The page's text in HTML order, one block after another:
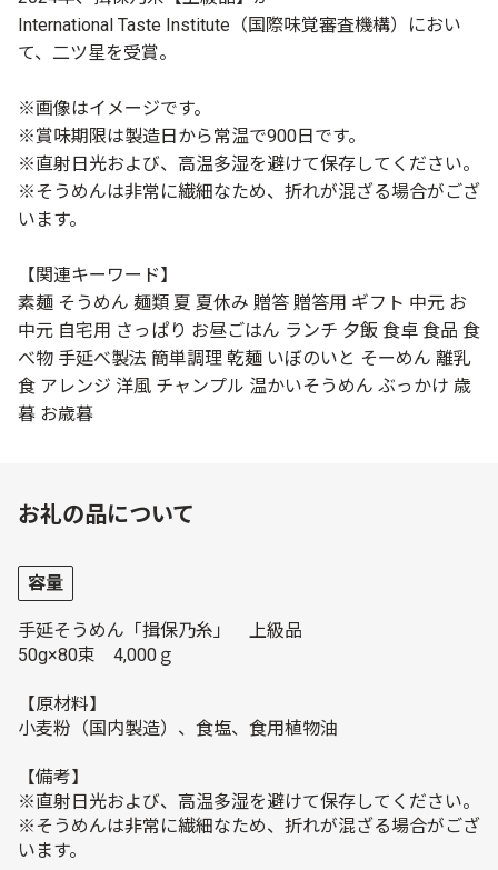
International Taste Institute（国際味覚審査機構）におい
て、二ツ星を受賞。
※画像はイメージです。
※賞味期限は製造日から常温で900日です。
※直射日光および、高温多湿を避けて保存してください。
※そうめんは非常に繊細なため、折れが混ざる場合がござ
います。
【関連キーワード】
素麺 そうめん 麺類 夏 夏休み 贈答 贈答用 ギフト 中元 お
中元 自宅用 さっぱり お昼ごはん ランチ 夕飯 食卓 食品 食
べ物 手延べ製法 簡単調理 乾麺 いぼのいと そーめん 離乳
食 アレンジ 洋風 チャンプル 温かいそうめん ぶっかけ 歳
暮 お歳暮
お礼の品について
容量
手延そうめん「揖保乃糸」 上級品
50g×80束 4,000ｇ
【原材料】
小麦粉（国内製造）、食塩、食用植物油
【備考】
※直射日光および、高温多湿を避けて保存してください。
※そうめんは非常に繊細なため、折れが混ざる場合がござ
います。